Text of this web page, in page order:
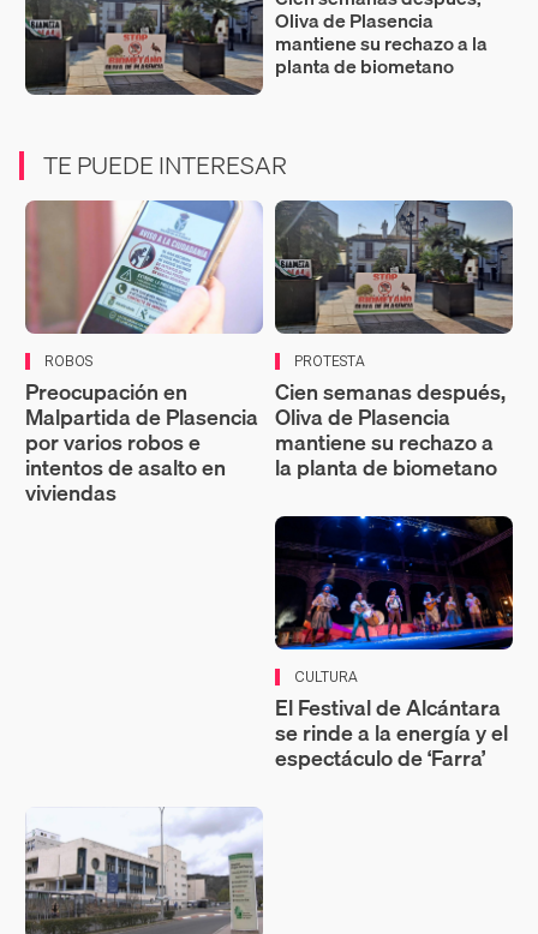
Oliva de Plasencia
mantiene su rechazo a la
planta de biometano
TE PUEDE INTERESAR
ROBOS
Preocupación en
Malpartida de Plasencia
por varios robos e
intentos de asalto en
viviendas
PROTESTA
Cien semanas después,
Oliva de Plasencia
mantiene su rechazo a
la planta de biometano
CULTURA
El Festival de Alcántara
se rinde a la energía y el
espectáculo de ‘Farra’